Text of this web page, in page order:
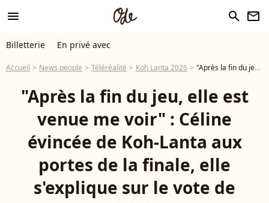
menu search newsletter
Billetterie En privé avec
Accueil News people Téléréalité Koh Lanta 2026 "Après la fin du jeu, elle est venue me voir" : Céline évincée de Koh-Lanta aux portes de la finale, elle s'explique sur le vote de Gaëlle
"Après la fin du jeu, elle est
venue me voir" : Céline
évincée de Koh-Lanta aux
portes de la finale, elle
s'explique sur le vote de